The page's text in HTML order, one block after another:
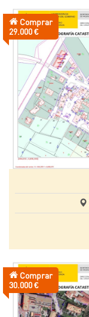
Comprar
Precio:
29.000 €
Comprar
Precio:
30.000 €